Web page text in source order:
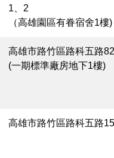
1、2
（高雄園區有眷宿舍1樓)
高雄市路竹區路科五路
(一期標準廠房地下1樓)
高雄市路竹區路科五路